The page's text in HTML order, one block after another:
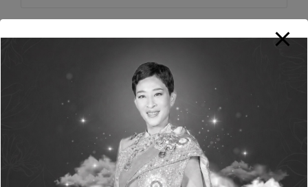
Post
navigation
PREVIOUS POST
ปรับเป้ารายได้เป็น
16,000 ลบ.
NEXT POST
แคมเปญ “อนันดา เทห
มด..ไม่มีกั๊ก” กับราคา
พิเศษปิดตึก พร้อมโปร
โมชั่นพิเศษมากมาย